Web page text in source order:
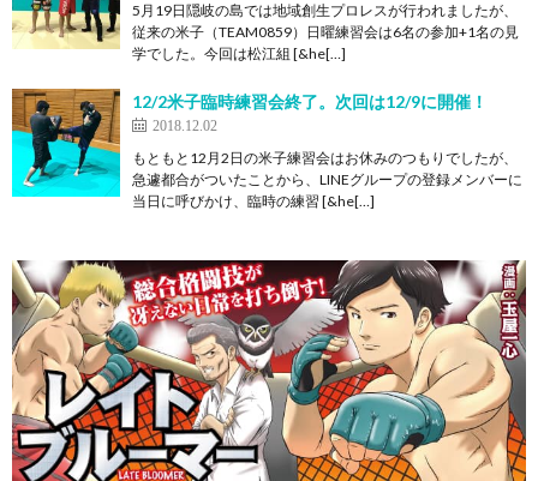
5月19日隠岐の島では地域創生プロレスが行われましたが、
従来の米子（TEAM0859）日曜練習会は6名の参加+1名の見
学でした。今回は松江組 [&he[…]
12/2米子臨時練習会終了。次回は12/9に開催！
2018.12.02
もともと12月2日の米子練習会はお休みのつもりでしたが、
急遽都合がついたことから、LINEグループの登録メンバーに
当日に呼びかけ、臨時の練習 [&he[…]